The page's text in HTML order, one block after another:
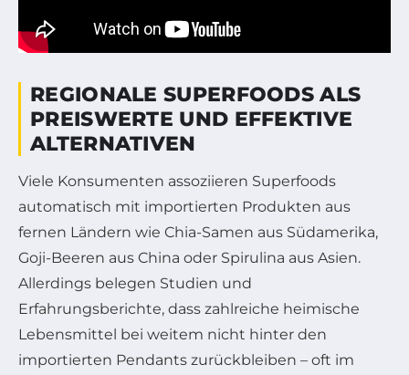
REGIONALE SUPERFOODS ALS
PREISWERTE UND EFFEKTIVE
ALTERNATIVEN
Viele Konsumenten assoziieren Superfoods
automatisch mit importierten Produkten aus
fernen Ländern wie Chia-Samen aus Südamerika,
Goji-Beeren aus China oder Spirulina aus Asien.
Allerdings belegen Studien und
Erfahrungsberichte, dass zahlreiche heimische
Lebensmittel bei weitem nicht hinter den
importierten Pendants zurückbleiben – oft im